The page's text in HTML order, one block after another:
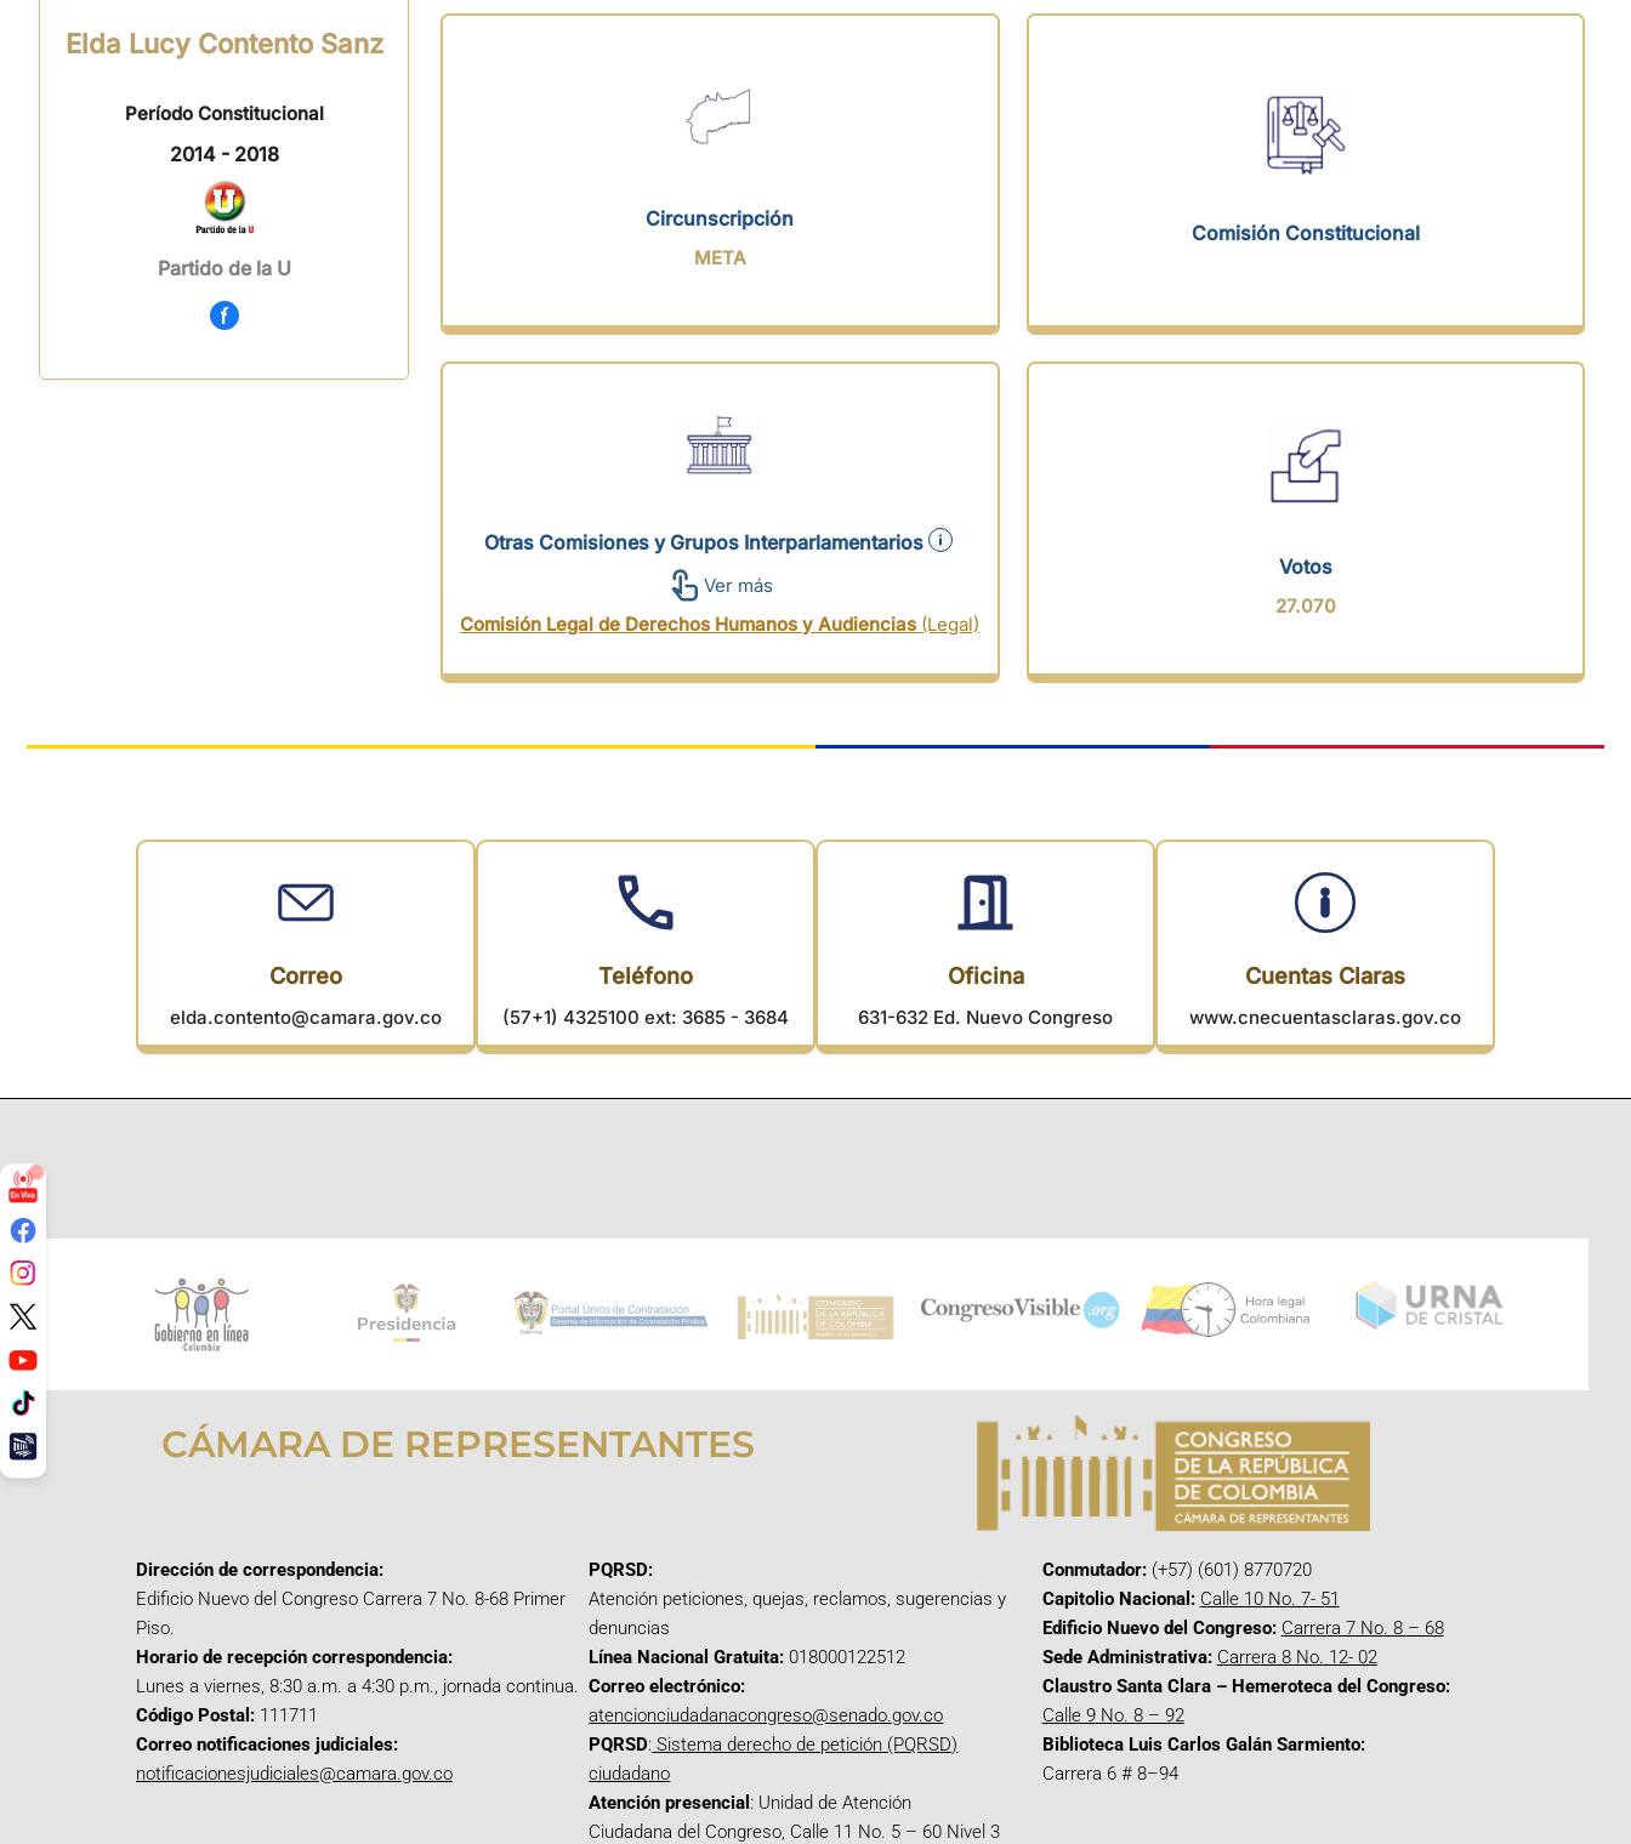
Elda Lucy Contento Sanz
Período Constitucional
2014 - 2018
Partido de la U
Circunscripción
META
Comisión Constitucional
Otras Comisiones y Grupos Interparlamentarios
Ver más
Comisión Legal de Derechos Humanos y Audiencias (Legal)
Votos
27.070
Correo
elda.contento@camara.gov.co
Teléfono
(57+1) 4325100 ext: 3685 - 3684
Oficina
631-632 Ed. Nuevo Congreso
Cuentas Claras
www.cnecuentasclaras.gov.co
CÁMARA DE REPRESENTANTES
Dirección de correspondencia:
Edificio Nuevo del Congreso Carrera 7 No. 8-68 Primer
Piso.
Horario de recepción correspondencia:
Lunes a viernes, 8:30 a.m. a 4:30 p.m., jornada continua.
Código Postal: 111711
Correo notificaciones judiciales:
notificacionesjudiciales@camara.gov.co
PQRSD:
Atención peticiones, quejas, reclamos, sugerencias y
denuncias
Línea Nacional Gratuita: 018000122512
Correo electrónico:
atencionciudadanacongreso@senado.gov.co
PQRSD: Sistema derecho de petición (PQRSD)
ciudadano
Atención presencial : Unidad de Atención
Ciudadana del Congreso, Calle 11 No. 5 – 60 Nivel 3
Conmutador:(+57) (601) 8770720
Capitolio Nacional: Calle 10 No. 7- 51
Edificio Nuevo del Congreso: Carrera 7 No. 8 – 68
Sede Administrativa: Carrera 8 No. 12- 02
Claustro Santa Clara – Hemeroteca del Congreso:
Calle 9 No. 8 – 92
Biblioteca Luis Carlos Galán Sarmiento:
Carrera 6 # 8–94